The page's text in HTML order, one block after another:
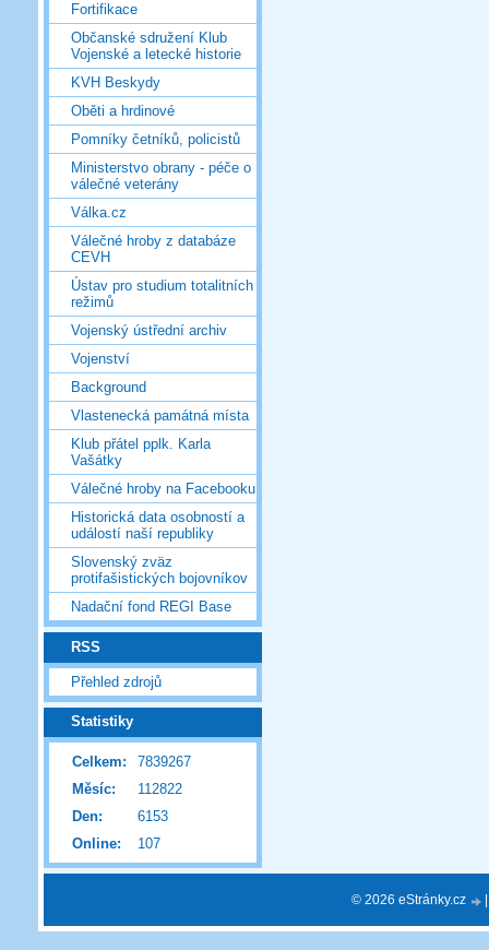
Fortifikace
Občanské sdružení Klub
Vojenské a letecké historie
KVH Beskydy
Oběti a hrdinové
Pomníky četníků, policistů
Ministerstvo obrany - péče o
válečné veterány
Válka.cz
Válečné hroby z databáze
CEVH
Ústav pro studium totalitních
režimů
Vojenský ústřední archiv
Vojenství
Background
Vlastenecká památná místa
Klub přátel pplk. Karla
Vašátky
Válečné hroby na Facebooku
Historická data osobností a
událostí naší republiky
Slovenský zväz
protifašistických bojovníkov
Nadační fond REGI Base
RSS
Přehled zdrojů
Statistiky
Online: 107
Celkem:
7839267
Měsíc:
112822
Den:
6153
© 2026 eStránky.cz